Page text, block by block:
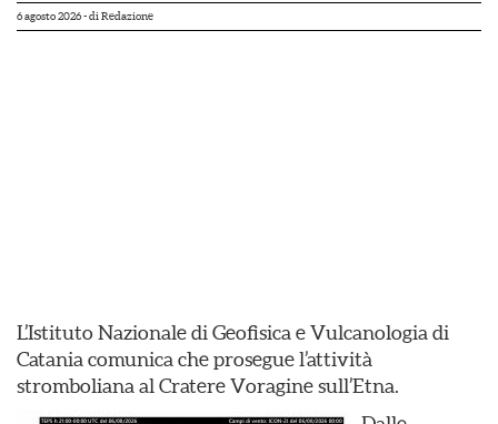
6 agosto 2026- di Redazione
L’Istituto Nazionale di Geofisica e Vulcanologia di
Catania comunica che prosegue l’attività
stromboliana al Cratere Voragine sull’Etna.